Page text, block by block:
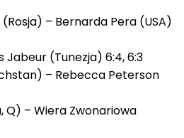
– Bernarda Pera (USA)
Jabeur (Tunezja) 6:4, 6:3
– Rebecca Peterson
Q) – Wiera Zwonariowa